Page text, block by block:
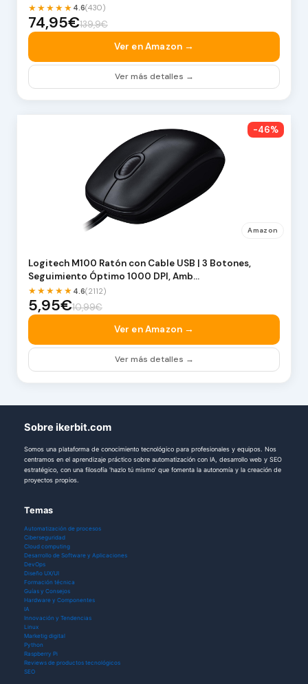
★★★★★ 4.6(430)
74,95€139,9€
Ver en Amazon →
Ver más detalles →
-46%
Amazon
Logitech M100 Ratón con Cable USB | 3 Botones,
Seguimiento Óptimo 1000 DPI, Amb…
★★★★★ 4.6(2112)
5,95€10,99€
Ver en Amazon →
Ver más detalles →
Sobre ikerbit.com
Somos una plataforma de conocimiento tecnológico para profesionales y equipos. Nos
centramos en el aprendizaje práctico sobre automatización con IA, desarrollo web y SEO
estratégico, con una filosofía 'hazlo tú mismo' que fomenta la autonomía y la creación de
proyectos propios.
Temas
Automatización de procesos
Ciberseguridad
Cloud computing
Desarrollo de Software y Aplicaciones
DevOps
Diseño UX/UI
Formación técnica
Guías y Consejos
Hardware y Componentes
IA
Innovación y Tendencias
Linux
Marketig digital
Python
Raspberry Pi
Reviews de productos tecnológicos
SEO